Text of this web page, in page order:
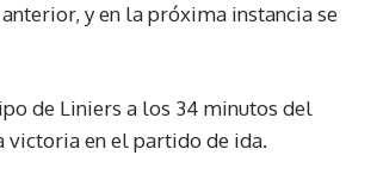
y en la próxima instancia se
de Liniers a los 34 minutos del
en el partido de ida.